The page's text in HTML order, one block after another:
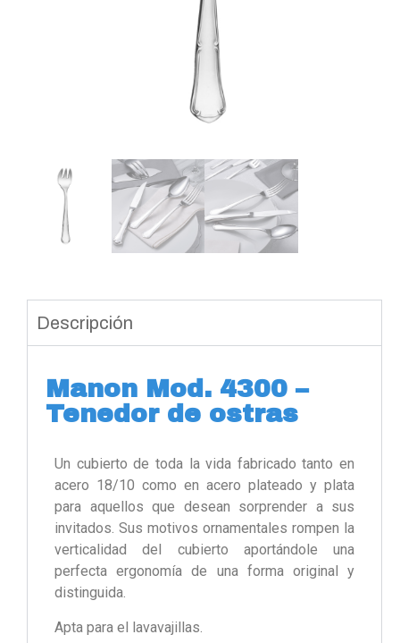
Descripción
Manon Mod. 4300 –
Tenedor de ostras
Un cubierto de toda la vida fabricado tanto en
acero 18/10 como en acero plateado y plata
para aquellos que desean sorprender a sus
invitados. Sus motivos ornamentales rompen la
verticalidad del cubierto aportándole una
perfecta ergonomía de una forma original y
distinguida.
Apta para el lavavajillas.